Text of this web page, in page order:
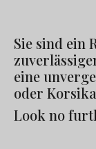
Sie sind ein
eine
oder
Look no